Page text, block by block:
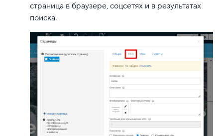
страница в браузере, соцсетях и в результатах
поиска.